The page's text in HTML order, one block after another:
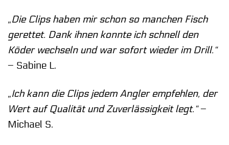
„Die Clips haben mir schon so manchen Fisch
gerettet. Dank ihnen konnte ich schnell den
Köder wechseln und war sofort wieder im Drill.“
– Sabine L.
„Ich kann die Clips jedem Angler empfehlen, der
Wert auf Qualität und Zuverlässigkeit legt.“–
Michael S.